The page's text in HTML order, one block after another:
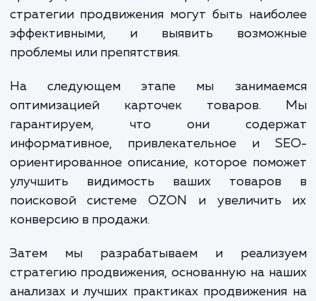
Начиная работу, мы проводим
анализ вашего бизнеса,
конкурентной среды на OZON. Это
нам определить ключевые
преимущества ваших товаров, понять,
стратегии продвижения могут быть
эффективными, и выявить
проблемы или препятствия.